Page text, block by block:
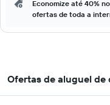
Economize até 40%
ofertas de toda a
Ofertas de aluguel de